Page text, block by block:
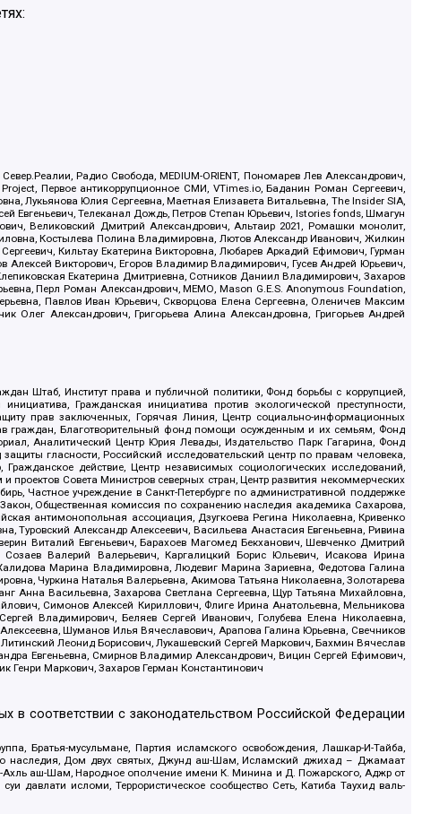
Радио Свобода, MEDIUM-ORIENT, Пономарев Лев Александрович,
Первое антикоррупционное СМИ, VTimes.io, Баданин Роман Сергеевич,
Лукьянова Юлия Сергеевна, Маетная Елизавета Витальевна, The Insider SIA,
Евгеньевич, Телеканал Дождь, Петров Степан Юрьевич, Istories fonds, Шмагун
Великовский Дмитрий Александрович, Альтаир 2021, Ромашки монолит,
Костылева Полина Владимировна, Лютов Александр Иванович, Жилкин
Кильтау Екатерина Викторовна, Любарев Аркадий Ефимович, Гурман
Викторович, Егоров Владимир Владимирович, Гусев Андрей Юрьевич,
Екатерина Дмитриевна, Сотников Даниил Владимирович, Захаров
Перл Роман Александрович, МЕМО, Mason G.E.S. Anonymous Foundation,
Павлов Иван Юрьевич, Скворцова Елена Сергеевна, Оленичев Максим
Олег Александрович, Григорьева Алина Александровна, Григорьев Андрей
Штаб, Институт права и публичной политики, Фонд борьбы с коррупцией,
Гражданская инициатива против экологической преступности,
прав заключенных, Горячая Линия, Центр социально-информационных
граждан, Благотворительный фонд помощи осужденным и их семьям, Фонд
Аналитический Центр Юрия Левады, Издательство Парк Гагарина, Фонд
гласности, Российский исследовательский центр по правам человека,
действие, Центр независимых социологических исследований,
Совета Министров северных стран, Центр развития некоммерческих
Частное учреждение в Санкт-Петербурге по административной поддержке
Общественная комиссия по сохранению наследия академика Сахарова,
антимонопольная ассоциация, Дзугкоева Регина Николаевна, Кривенко
Александр Алексеевич, Васильева Анастасия Евгеньевна, Ривина
Виталий Евгеньевич, Барахоев Магомед Бекханович, Шевченко Дмитрий
Валерий Валерьевич, Каргалицкий Борис Юльевич, Исакова Ирина
Марина Владимировна, Людевиг Марина Зариевна, Федотова Галина
Чуркина Наталья Валерьевна, Акимова Татьяна Николаевна, Золотарева
Анна Васильевна, Захарова Светлана Сергеевна, Щур Татьяна Михайловна,
Симонов Алексей Кириллович, Флиге Ирина Анатольевна, Мельникова
Владимирович, Беляев Сергей Иванович, Голубева Елена Николаевна,
Шуманов Илья Вячеславович, Арапова Галина Юрьевна, Свечников
Леонид Борисович, Лукашевский Сергей Маркович, Бахмин Вячеслав
Евгеньевна, Смирнов Владимир Александрович, Вицин Сергей Ефимович,
Генри Маркович, Захаров Герман Константинович
в соответствии с законодательством Российской Федерации
Братья-мусульмане, Партия исламского освобождения, Лашкар-И-Тайба,
наследия, Дом двух святых, Джунд аш-Шам, Исламский джихад – Джамаат
Ахль аш-Шам, Народное ополчение имени К. Минина и Д. Пожарского, Аджр от
исломи, Террористическое сообщество Сеть, Катиба Таухид валь-